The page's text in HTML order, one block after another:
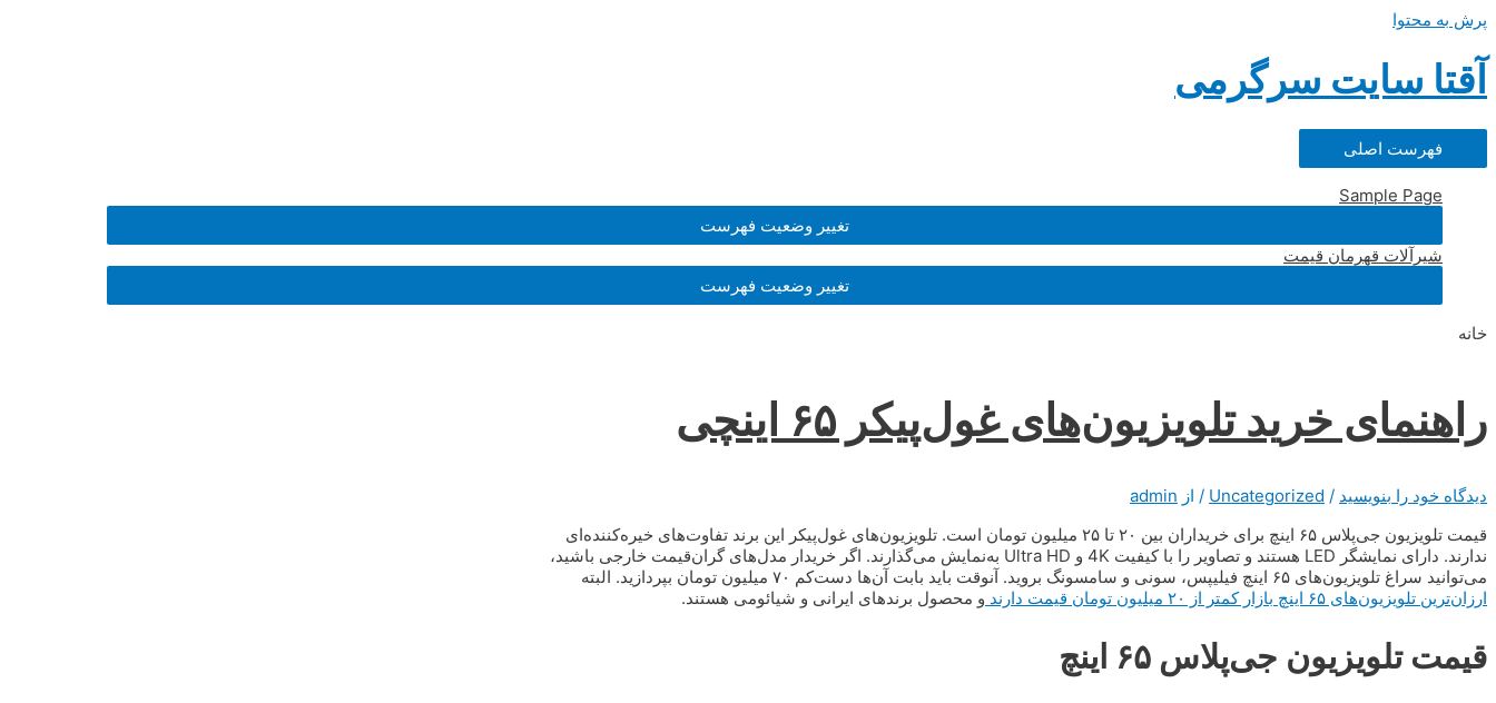
پرش به محتوا
آقتا سایت سرگرمی
فهرست اصلی
Sample Page
تغییر وضعیت فهرست
شیرآلات قهرمان قیمت
تغییر وضعیت فهرست
خانه
راهنمای خرید تلویزیون‌های غول‌پیکر ۶۵ اینچی
دیدگاه‌ خود را بنویسید /
Uncategorized / از admin
قیمت تلویزیون جی‌پلاس ۶۵ اینچ برای خریداران بین ۲۰ تا ۲۵ میلیون تومان است. تلویزیون‌های غول‌پیکر این برند تفاوت‌های خیره‌کننده‌ای
ندارند. دارای نمایشگر LED هستند و تصاویر را با کیفیت 4K و Ultra HD به‌نمایش می‌گذارند. اگر خریدار مدل‌های گران‌قیمت خارجی باشید،
می‌توانید سراغ تلویزیون‌های ۶۵ اینچ فیلیپس، سونی و سامسونگ بروید. آنوقت باید بابت آن‌ها دست‌کم ۷۰ میلیون تومان بپردازید. البته
ارزان‌ترین تلویزیون‌های ۶۵ اینچ بازار کمتر از ۲۰ میلیون تومان قیمت دارند
و محصول برند‌های ایرانی و شیائومی هستند.
قیمت تلویزیون جی‌پلاس ۶۵ اینچ